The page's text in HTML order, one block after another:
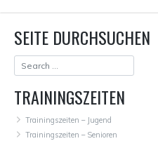
SEITE DURCHSUCHEN
TRAININGSZEITEN
Trainingszeiten – Jugend
Trainingszeiten – Senioren